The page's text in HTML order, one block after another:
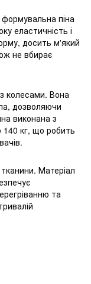
піна
еластичність і
досить м'який
не вбирає
колесами. Вона
дозволяючи
виконана з
кг, що робить
Матеріал
та